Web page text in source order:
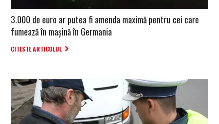
3.000 de euro ar putea fi amenda maximă pentru cei care
fumează în mașină în Germania
CITESTE ARTICOLUL